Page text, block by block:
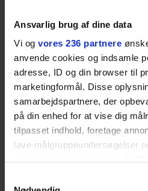
Ansvarlig brug af dine data
Vi og vores 236 partnere
anvende cookies og indsamle
adresse, ID og din browser til
marketingformål. Disse
samarbejdspartnere, der
på din enhed for at vise dig
tilpasset indhold, foretage
lave målgruppeundersøgelser
tilbage eller ændre indstillinger
”Det pakistanske landshold
blevet en mulighed for at
gerne ville med min
økonomisk, men så i hvert